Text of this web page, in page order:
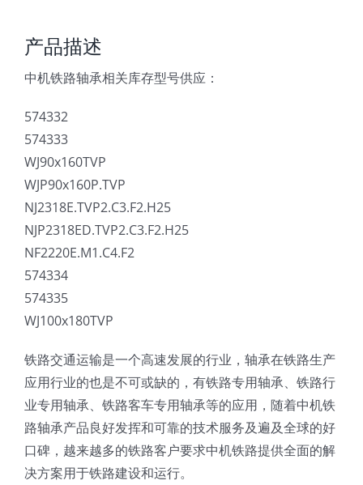
产品描述
中机铁路轴承相关库存型号供应：
574332
574333
WJ90x160TVP
WJP90x160P.TVP
NJ2318E.TVP2.C3.F2.H25
NJP2318ED.TVP2.C3.F2.H25
NF2220E.M1.C4.F2
574334
574335
WJ100x180TVP
铁路交通运输是一个高速发展的行业，轴承在铁路生产
应用行业的也是不可或缺的，有铁路专用轴承、铁路行
业专用轴承、铁路客车专用轴承等的应用，随着中机铁
路轴承产品良好发挥和可靠的技术服务及遍及全球的好
口碑，越来越多的铁路客户要求中机铁路提供全面的解
决方案用于铁路建设和运行。